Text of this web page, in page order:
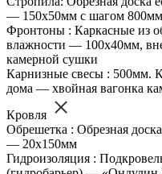
— 150х50мм с шагом 800мм
Фронтоны : Каркасные из
влажности — 100х40мм,
камерной сушки
Карнизные свесы : 500мм.
дома — хвойная вагонка
Кровля
Обрешетка : Обрезная
— 20х150мм
Гидроизоляция :